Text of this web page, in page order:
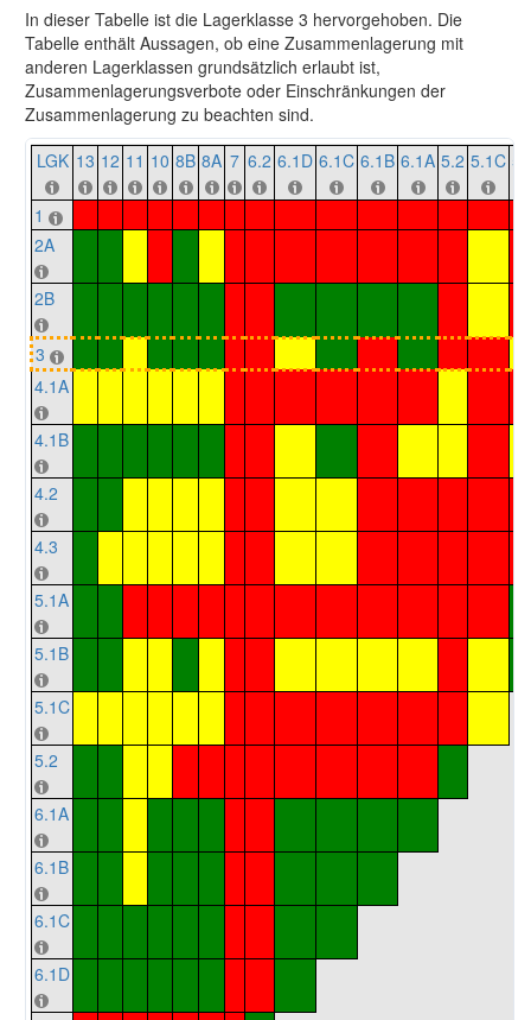
In dieser Tabelle ist die Lagerklasse 3 hervorgehoben. Die
Tabelle enthält Aussagen, ob eine Zusammenlagerung mit
anderen Lagerklassen grundsätzlich erlaubt ist,
Zusammenlagerungsverbote oder Einschränkungen der
Zusammenlagerung zu beachten sind.
LGK 13 12 11 10 8B 8A 7 6.2 6.1D 6.1C 6.1B 6.1A 5.2 5.1C
1
2A
2B
3
4.1A
4.1B
4.2
4.3
5.1A
5.1B
5.1C
5.2
6.1A
6.1B
6.1C
6.1D